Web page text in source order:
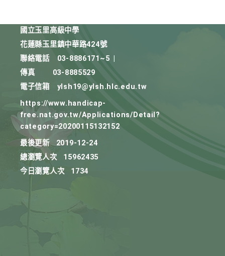
國立玉里高級中學
花蓮縣玉里鎮中華路424號
聯絡電話
03-8886171~5
傳真
03-8885529
電子信箱
ylsh19@ylsh.hlc.edu.tw
https://www.handicap-
free.nat.gov.tw/Applications/Detail?
category=20200115132152
最後更新
2019-12-24
總瀏覽人次
15962435
今日瀏覽人次
1734